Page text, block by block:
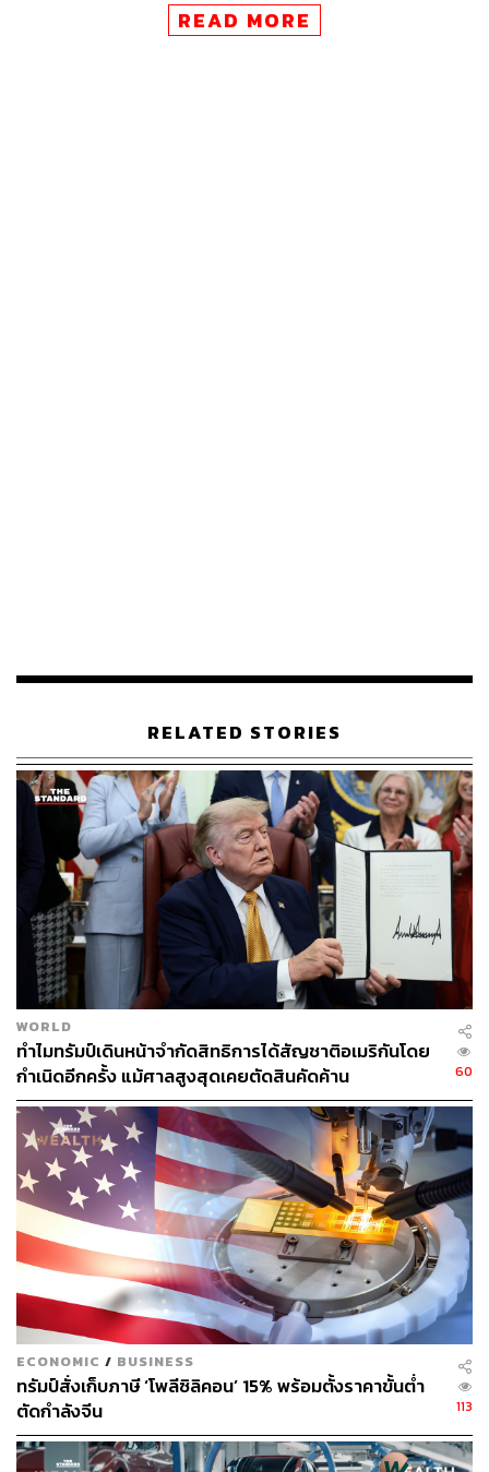
ทั้งนี้ สื่อทางการจีนรายงานว่า เจ้าหน้าที่ผู้ดูแลเหมืองถ่านหิน
แห่งนี้ถูกควบคุมตัวแล้ว ส่วนสาเหตุที่เกิดแก๊สระเบิดยังไม่ได้
176
ABOUT THE AUTHOR
วิโรจน์ เลิศจิตต์ธรรม
Senior Content Creator กองข่าวต่างประเทศ
THE STANDARD
READ MORE
RELATED STORIES
WORLD
ทำไมทรัมป์เดินหน้าจำกัดสิทธิการได้สัญชาติอเมริกันโดย
กำเนิดอีกครั้ง แม้ศาลสูงสุดเคยตัดสินคัดค้าน
60
ECONOMIC / BUSINESS
ทรัมป์สั่งเก็บภาษี ‘โพลีซิลิคอน’ 15% พร้อมตั้งราคาขั้นต่ำ
ตัดกำลังจีน
113